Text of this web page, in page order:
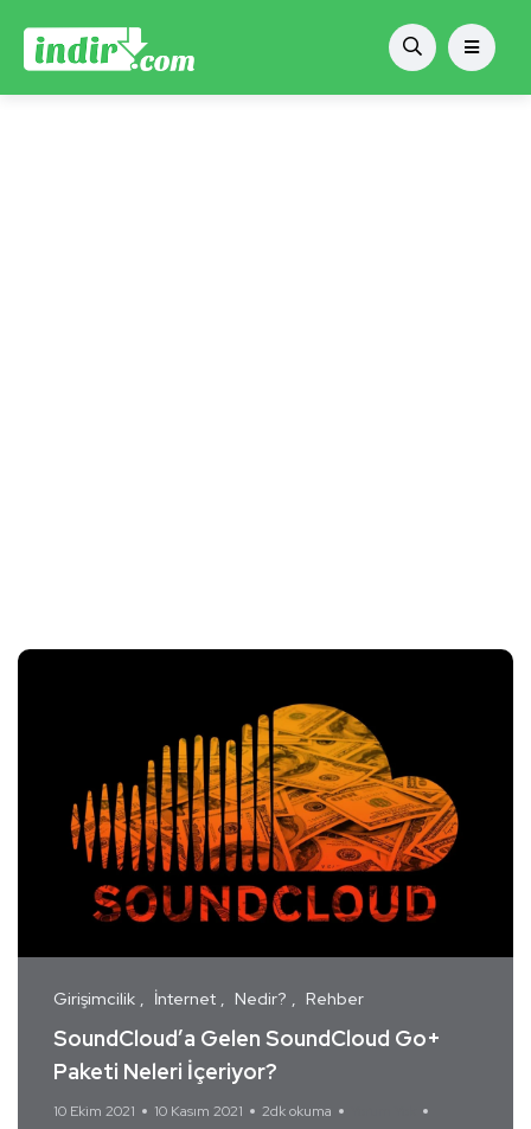
Girişimcilik İnternet Nedir? Rehber
SoundCloud’a Gelen SoundCloud Go+
Paketi Neleri İçeriyor?
10 Ekim 2021 10 Kasım 2021 2dk okuma